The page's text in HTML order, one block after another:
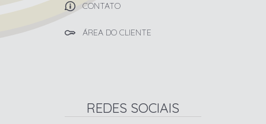
CONTATO
ÁREA DO CLIENTE
REDES SOCIAIS